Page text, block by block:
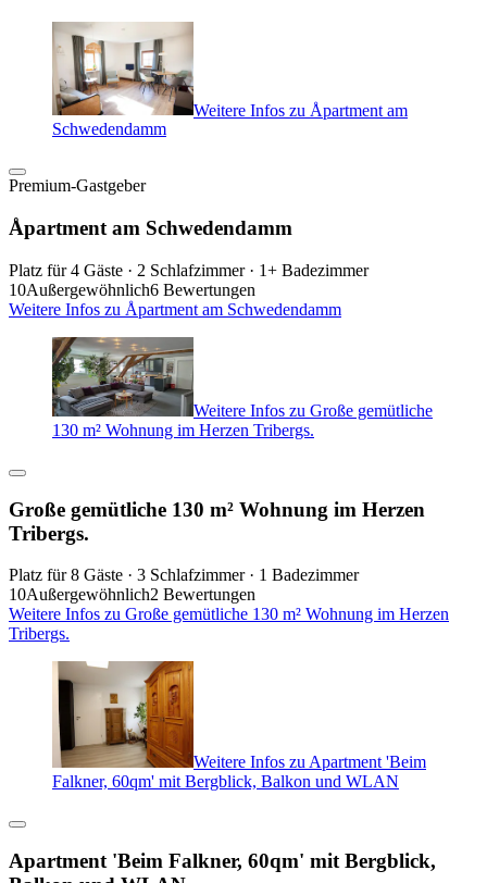
Weitere Infos zu Åpartment am
Schwedendamm
Premium-Gastgeber
Åpartment am Schwedendamm
Platz für 4 Gäste · 2 Schlafzimmer · 1+ Badezimmer
10Außergewöhnlich6 Bewertungen
Weitere Infos zu Åpartment am Schwedendamm
Weitere Infos zu Große gemütliche
130 m² Wohnung im Herzen Tribergs.
Große gemütliche 130 m² Wohnung im Herzen
Tribergs.
Platz für 8 Gäste · 3 Schlafzimmer · 1 Badezimmer
10Außergewöhnlich2 Bewertungen
Weitere Infos zu Große gemütliche 130 m² Wohnung im Herzen
Tribergs.
Weitere Infos zu Apartment 'Beim
Falkner, 60qm' mit Bergblick, Balkon und WLAN
Apartment 'Beim Falkner, 60qm' mit Bergblick,